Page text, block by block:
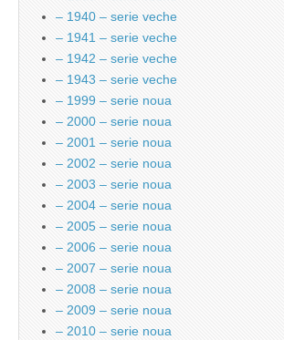
– 1940 – serie veche
– 1941 – serie veche
– 1942 – serie veche
– 1943 – serie veche
– 1999 – serie noua
– 2000 – serie noua
– 2001 – serie noua
– 2002 – serie noua
– 2003 – serie noua
– 2004 – serie noua
– 2005 – serie noua
– 2006 – serie noua
– 2007 – serie noua
– 2008 – serie noua
– 2009 – serie noua
– 2010 – serie noua